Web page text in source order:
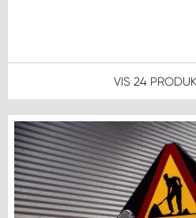
VIS 24